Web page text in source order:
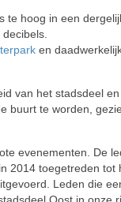
te hoog in een
en
van het stadsdeel
buurt te worden,
evenementen. De
2014 toegetreden tot
Leden die